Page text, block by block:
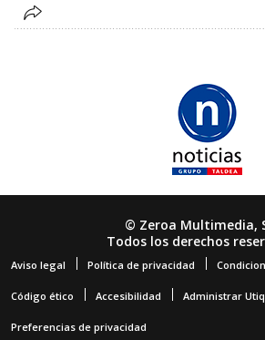
© Zeroa Multimedia,
Todos los derechos
Aviso legal Política de privacidad
Código ético Accesibilidad Administrar Utiq
Preferencias de privacidad